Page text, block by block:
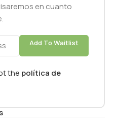
en cuanto
Add To Waitlist
the política de